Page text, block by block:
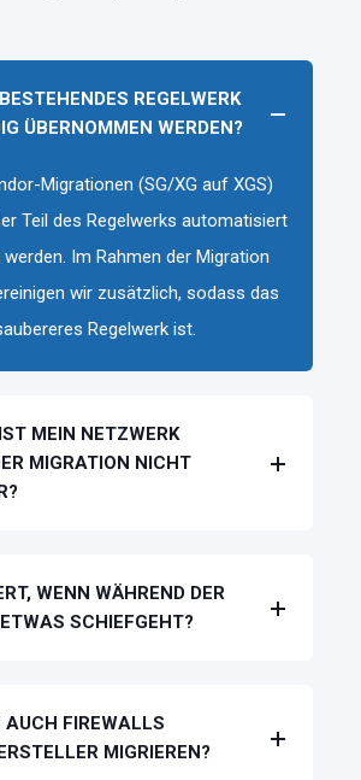
REGELWERK
ÜBERNOMMEN WERDEN?
Migrationen (SG/XG auf XGS)
Teil des Regelwerks automatisiert
Im Rahmen der Migration
wir zusätzlich, sodass das
Regelwerk ist.
MEIN NETZWERK
MIGRATION NICHT
WENN WÄHREND DER
SCHIEFGEHT?
AUCH FIREWALLS
MIGRIEREN?